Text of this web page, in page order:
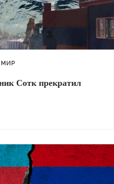
МИР
Сотк прекратил